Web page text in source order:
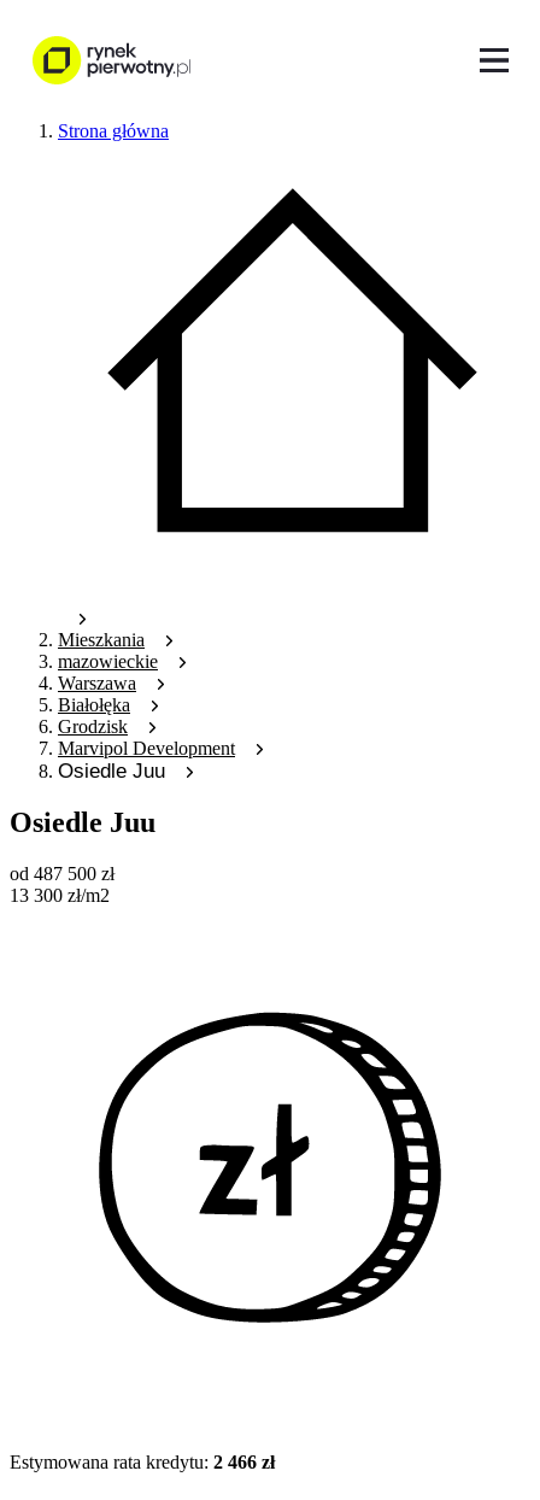
Strona główna
Mieszkania
mazowieckie
Warszawa
Białołęka
Grodzisk
Marvipol Development
Osiedle Juu
Osiedle Juu
od 487 500 zł
13 300 zł/m2
Estymowana rata kredytu: 2 466 zł